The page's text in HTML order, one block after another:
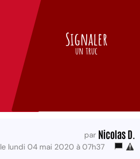
Signaler
un truc
par Nicolas D.
le lundi 04 mai 2020 à 07h37